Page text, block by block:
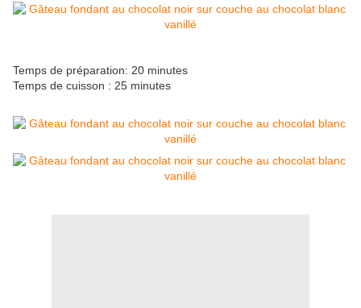
Temps de préparation: 20 minutes
Temps de cuisson : 25 minutes